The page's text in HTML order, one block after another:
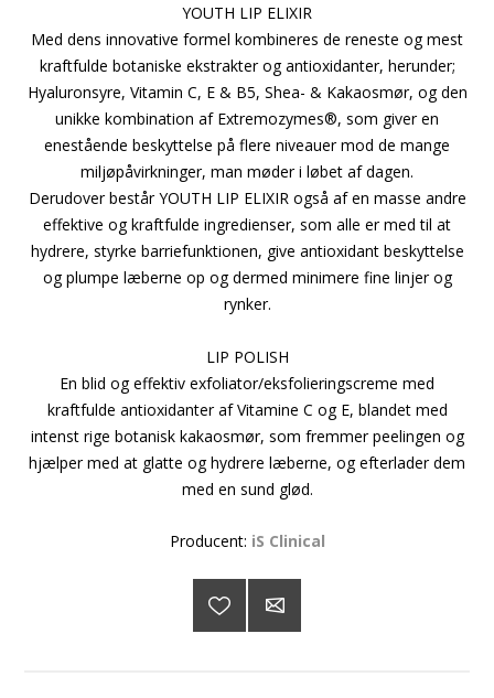
YOUTH LIP ELIXIR
Med dens innovative formel kombineres de reneste og mest
kraftfulde botaniske ekstrakter og antioxidanter, herunder;
Hyaluronsyre, Vitamin C, E & B5, Shea- & Kakaosmør, og den
unikke kombination af Extremozymes®, som giver en
enestående beskyttelse på flere niveauer mod de mange
miljøpåvirkninger, man møder i løbet af dagen.
Derudover består YOUTH LIP ELIXIR også af en masse andre
effektive og kraftfulde ingredienser, som alle er med til at
hydrere, styrke barriefunktionen, give antioxidant beskyttelse
og plumpe læberne op og dermed minimere fine linjer og
rynker.
LIP POLISH
En blid og effektiv exfoliator/eksfolieringscreme med
kraftfulde antioxidanter af Vitamine C og E, blandet med
intenst rige botanisk kakaosmør, som fremmer peelingen og
hjælper med at glatte og hydrere læberne, og efterlader dem
med en sund glød.
Producent: iS Clinical